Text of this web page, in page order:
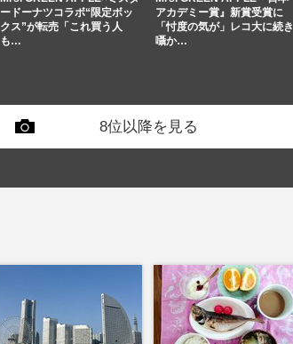
ードーナツコラボ“限定ボッ
クス”が転売「これ買う人
も…
アカデミー賞』新賞受賞に
「忖度の気が」レコ大に続き
囁か…
8位以降を見る